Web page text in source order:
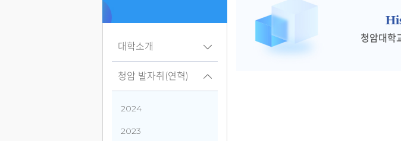
대학소개
청암 발자취(연혁)
2024
2023
청암대학